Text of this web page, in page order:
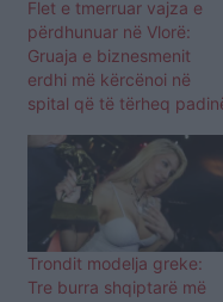
Flet e tmerruar vajza e
përdhunuar në Vlorë:
Gruaja e biznesmenit
erdhi më kërcënoi në
spital që të tërheq
Trondit modelja greke:
Tre burra shqiptarë më